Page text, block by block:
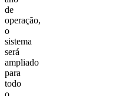
de
operação,
o
sistema
será
ampliado
para
todo